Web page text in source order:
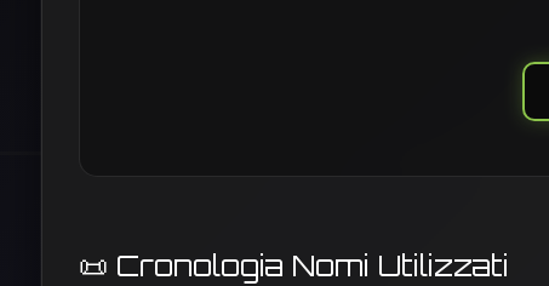
📜 Cronologia Nomi Utilizzati